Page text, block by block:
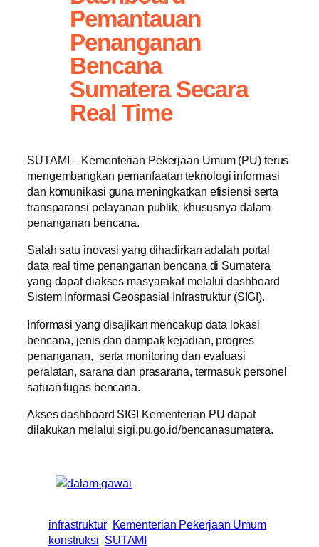
Pemantauan
Penanganan
Bencana
Sumatera Secara
Real Time
SUTAMI – Kementerian Pekerjaan Umum (PU) terus
mengembangkan pemanfaatan teknologi informasi
dan komunikasi guna meningkatkan efisiensi serta
transparansi pelayanan publik, khususnya dalam
penanganan bencana.
Salah satu inovasi yang dihadirkan adalah portal
data real time penanganan bencana di Sumatera
yang dapat diakses masyarakat melalui dashboard
Sistem Informasi Geospasial Infrastruktur (SIGI).
Informasi yang disajikan mencakup data lokasi
bencana, jenis dan dampak kejadian, progres
penanganan, serta monitoring dan evaluasi
peralatan, sarana dan prasarana, termasuk personel
satuan tugas bencana.
Akses dashboard SIGI Kementerian PU dapat
dilakukan melalui sigi.pu.go.id/bencanasumatera.
infrastruktur Kementerian Pekerjaan Umum
konstruksi SUTAMI